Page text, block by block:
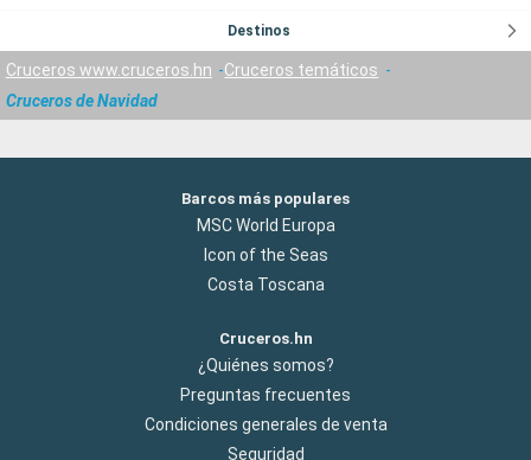
Destinos
Cruceros www.cruceros.hn
Cruceros temáticos
Cruceros de Navidad
Barcos más populares
MSC World Europa
Icon of the Seas
Costa Toscana
Cruceros.hn
¿Quiénes somos?
Preguntas frecuentes
Condiciones generales de venta
Seguridad